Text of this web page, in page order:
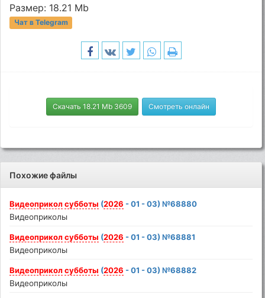
Размер: 18.21 Mb
Чат в Telegram
Скачать 18.21 Mb 3609 Смотреть онлайн
Похожие файлы
Видеоприкол субботы (2026 - 01 - 03) №68880
Видеоприколы
Видеоприкол субботы (2026 - 01 - 03) №68881
Видеоприколы
Видеоприкол субботы (2026 - 01 - 03) №68882
Видеоприколы